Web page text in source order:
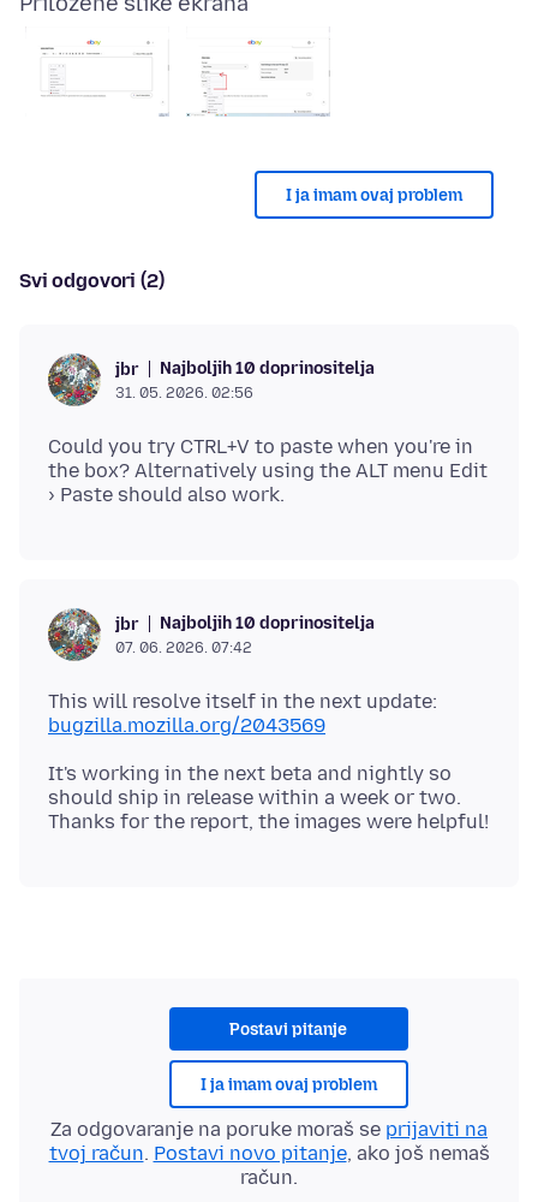
I ja imam ovaj problem
Svi odgovori (2)
jbr Najboljih 10 doprinositelja
31. 05. 2026. 02:56
Could you try CTRL+V to paste when you're in
the box? Alternatively using the ALT menu Edit
jbr Najboljih 10 doprinositelja
07. 06. 2026. 07:42
This will resolve itself in the next update:
bugzilla.mozilla.org/2043569
It's working in the next beta and nightly so
should ship in release within a week or two.
Postavi pitanje
I ja imam ovaj problem
Za odgovaranje na poruke moraš se prijaviti na
tvoj račun. Postavi novo pitanje, ako još nemaš
račun.